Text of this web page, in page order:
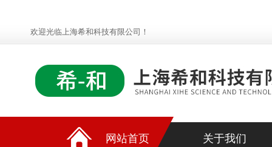
欢迎光临上海希和科技有限公司！
网站首页 关于我们